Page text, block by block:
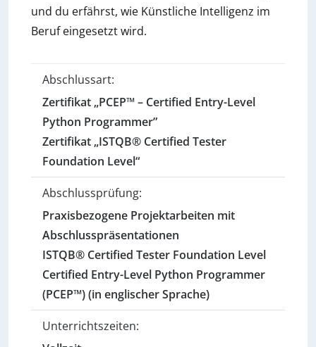
und du erfährst, wie Künstliche Intelligenz im
Beruf eingesetzt wird.
Abschlussart:
Zertifikat „PCEP™ – Certified Entry-Level
Python Programmer”
Zertifikat „ISTQB® Certified Tester
Foundation Level“
Abschlussprüfung:
Praxisbezogene Projektarbeiten mit
Abschlusspräsentationen
ISTQB® Certified Tester Foundation Level
Certified Entry-Level Python Programmer
(PCEP™) (in englischer Sprache)
Unterrichtszeiten: